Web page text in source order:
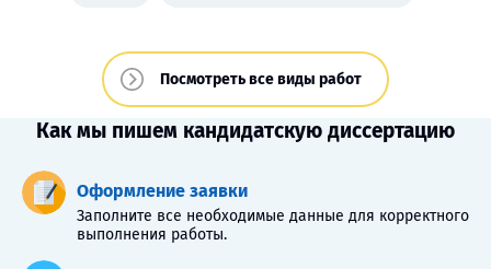
Посмотреть все виды работ
Как мы пишем кандидатскую диссертацию
Оформление заявки
Заполните все необходимые данные для корректного
выполнения работы.